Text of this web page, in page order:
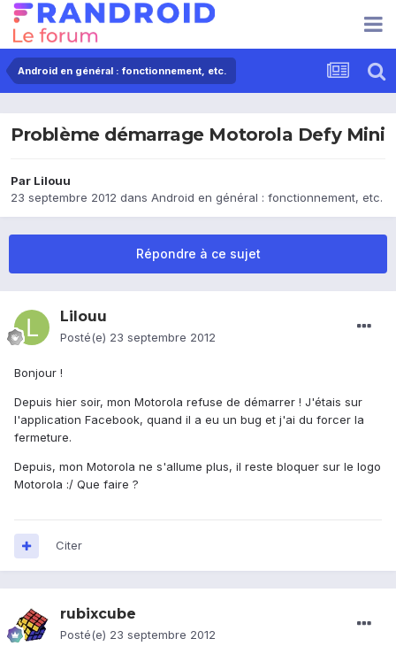
Android en général : fonctionnement, etc.
Problème démarrage Motorola Defy Mini
Par Lilouu
23 septembre 2012 dans Android en général : fonctionnement, etc.
Répondre à ce sujet
Lilouu
Posté(e) 23 septembre 2012
Bonjour !
Depuis hier soir, mon Motorola refuse de démarrer ! J'étais sur
l'application Facebook, quand il a eu un bug et j'ai du forcer la
fermeture.
Depuis, mon Motorola ne s'allume plus, il reste bloquer sur le logo
Motorola :/ Que faire ?
Citer
rubixcube
Posté(e) 23 septembre 2012